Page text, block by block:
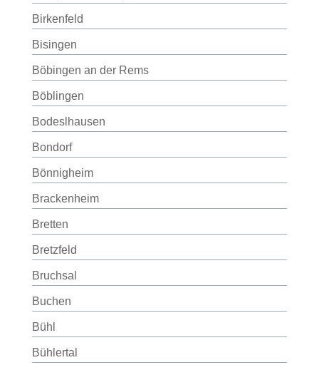
Birkenfeld
Bisingen
Böbingen an der Rems
Böblingen
Bodeslhausen
Bondorf
Bönnigheim
Brackenheim
Bretten
Bretzfeld
Bruchsal
Buchen
Bühl
Bühlertal